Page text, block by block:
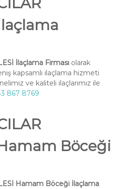
İlaçlama Firmasıolarak
kapsamlı ilaçlama hizmeti
ve kaliteli ilaçlarımız ile
867 8769
Böceği
Hamam Böceği İlaçlama